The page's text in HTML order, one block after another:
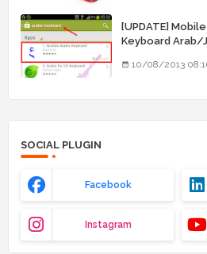
[UPDATE]
Keyboard Arab/
10/08/2013
SOCIAL PLUGIN
Facebook
Instagram